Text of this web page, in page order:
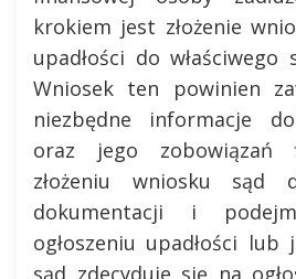
krokiem jest złożenie
upadłości do właściwego
Wniosek ten powinien
niezbędne informacje
oraz jego zobowiązań
złożeniu wniosku sąd
dokumentacji i
ogłoszeniu upadłości lub
sąd zdecyduje się na